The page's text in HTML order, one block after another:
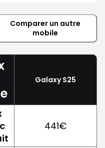
Comparer un autre
mobile
Galaxy S25
441€